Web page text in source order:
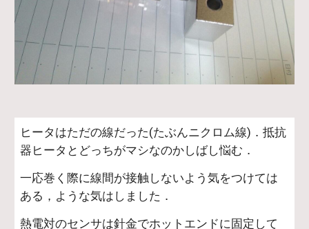
ヒータはただの線だった(たぶんニクロム線)．抵抗
器ヒータとどっちがマシなのかしばし悩む．
一応巻く際に線間が接触しないよう気をつけては
ある，ような気はしました．
熱電対のセンサは針金でホットエンドに固定して